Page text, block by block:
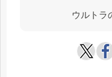
ウルトラ